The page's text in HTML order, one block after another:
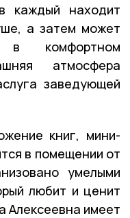
каждый находит
а затем может
в комфортном
атмосфера
заведующей
книг, мини-
в помещении от
умелыми
любит и ценит
Алексеевна имеет